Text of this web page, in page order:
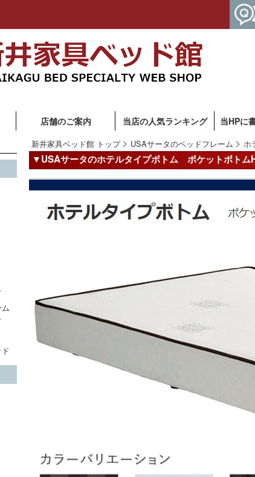
店舗のご案内 当店の人気ランキング 当HPに
新井家具ベッド館 トップ USAサータのベッドフレーム ホ
▼USAサータのホテルタイプボトムポケットボトム